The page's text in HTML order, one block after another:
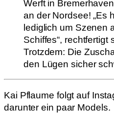
Werft in
an der Nordsee! „Es
lediglich um Szenen
Schiffes“, rechtfertigt
Trotzdem: Die
den Lügen sicher
Kai Pflaume folgt auf
darunter ein paar Models.